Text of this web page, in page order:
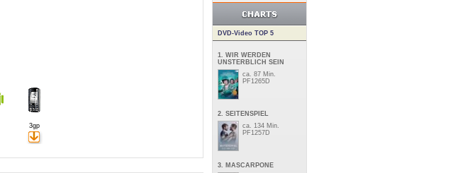
3gp
DVD-Video TOP 5
1. WIR WERDEN
UNSTERBLICH SEIN
ca. 87 Min.
PF1265D
2. SEITENSPIEL
ca. 134 Min.
PF1257D
3. MASCARPONE